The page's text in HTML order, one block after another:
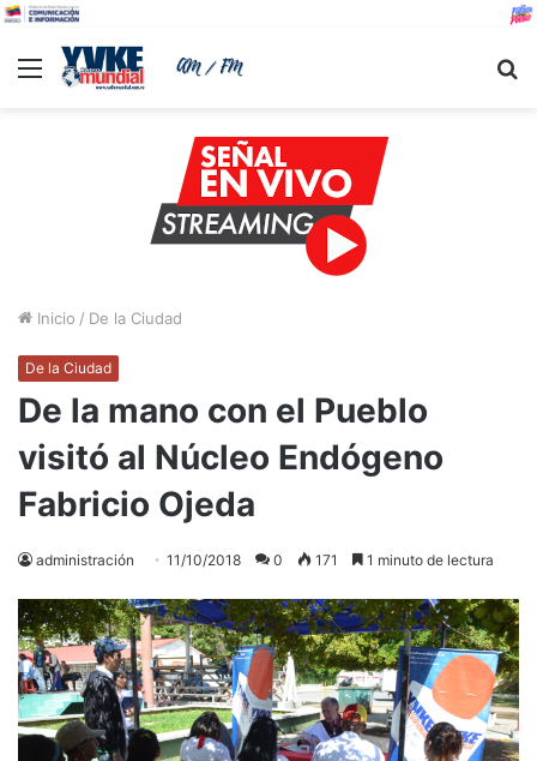
Menu
Inicio / De la Ciudad
De la Ciudad
De la mano con el Pueblo
visitó al Núcleo Endógeno
Fabricio Ojeda
administración 11/10/2018 0 171 1 minuto de lectura